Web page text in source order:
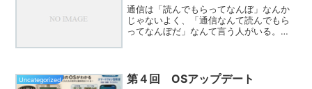
通信は「読んでもらってなんぼ」なんか
じゃないよく、「通信なんて読んでもら
ってなんぼだ」なんて言う人がいる。だ
てくれた校長がいた。...
Uncategorized 第４回 OSアップデート